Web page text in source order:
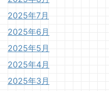
2025年7月
2025年6月
2025年5月
2025年4月
2025年3月